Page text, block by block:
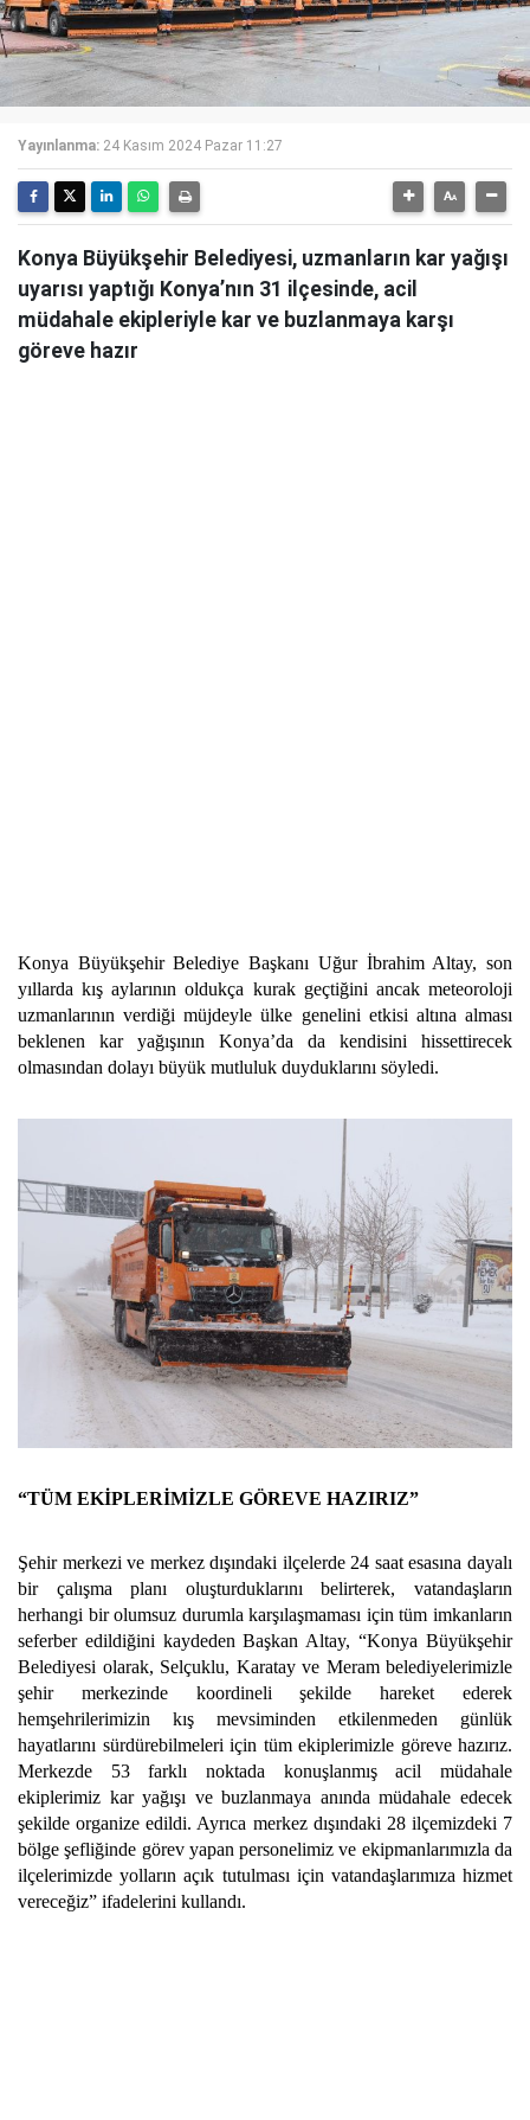
Yayınlanma: 24 Kasım 2024 Pazar 11:27
Konya Büyükşehir Belediyesi, uzmanların kar yağışı
uyarısı yaptığı Konya’nın 31 ilçesinde, acil
müdahale ekipleriyle kar ve buzlanmaya karşı
göreve hazır
Konya Büyükşehir Belediye Başkanı Uğur İbrahim Altay, son
yıllarda kış aylarının oldukça kurak geçtiğini ancak meteoroloji
uzmanlarının verdiği müjdeyle ülke genelini etkisi altına alması
beklenen kar yağışının Konya’da da kendisini hissettirecek
olmasından dolayı büyük mutluluk duyduklarını söyledi.
“TÜM EKİPLERİMİZLE GÖREVE HAZIRIZ”
Şehir merkezi ve merkez dışındaki ilçelerde 24 saat esasına dayalı
bir çalışma planı oluşturduklarını belirterek, vatandaşların
herhangi bir olumsuz durumla karşılaşmaması için tüm imkanların
seferber edildiğini kaydeden Başkan Altay, “Konya Büyükşehir
Belediyesi olarak, Selçuklu, Karatay ve Meram belediyelerimizle
şehir merkezinde koordineli şekilde hareket ederek
hemşehrilerimizin kış mevsiminden etkilenmeden günlük
hayatlarını sürdürebilmeleri için tüm ekiplerimizle göreve hazırız.
Merkezde 53 farklı noktada konuşlanmış acil müdahale
ekiplerimiz kar yağışı ve buzlanmaya anında müdahale edecek
şekilde organize edildi. Ayrıca merkez dışındaki 28 ilçemizdeki 7
bölge şefliğinde görev yapan personelimiz ve ekipmanlarımızla da
ilçelerimizde yolların açık tutulması için vatandaşlarımıza hizmet
vereceğiz” ifadelerini kullandı.